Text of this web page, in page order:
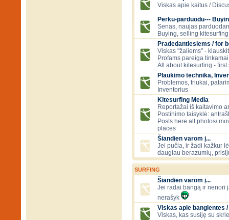
Viskas apie kaitus /
Perku-parduodu---
Senas, naujas
Buying, selling
Pradedantiesiems / for
Viskas "žaliems" -
Profams pareiga
All about kitesurfing - first
Plaukimo technika,
Problemos, triukai,
Inventorius
Kitesurfing Media
Reportažai iš kaitavimo
Postinimo taisyklė:
Posts here all photos/
places
Šiandien varom į...
Jei pučia, ir žadi kažkur
daugiau berazumių,
SURFING
Šiandien varom į...
Jei radai bangą ir nenori
nerašyk
Viskas apie banglentes
Viskas, kas susiję su